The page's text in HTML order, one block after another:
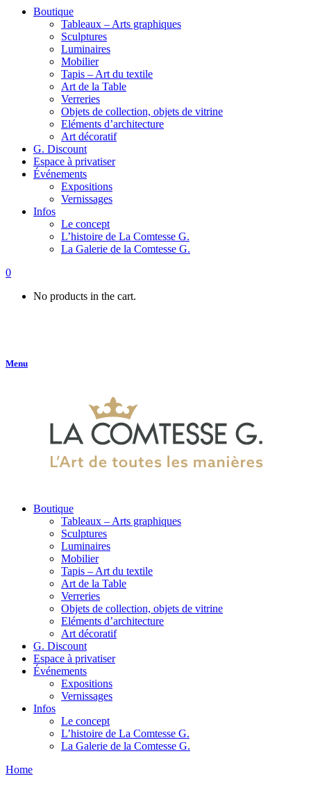
Boutique
Tableaux – Arts graphiques
Sculptures
Luminaires
Mobilier
Tapis – Art du textile
Art de la Table
Verreries
Objets de collection, objets de vitrine
Eléments d’architecture
Art décoratif
G. Discount
Espace à privatiser
Événements
Expositions
Vernissages
Infos
Le concept
L’histoire de La Comtesse G.
La Galerie de la Comtesse G.
0
No products in the cart.
Menu
Boutique
Tableaux – Arts graphiques
Sculptures
Luminaires
Mobilier
Tapis – Art du textile
Art de la Table
Verreries
Objets de collection, objets de vitrine
Eléments d’architecture
Art décoratif
G. Discount
Espace à privatiser
Événements
Expositions
Vernissages
Infos
Le concept
L’histoire de La Comtesse G.
La Galerie de la Comtesse G.
Home